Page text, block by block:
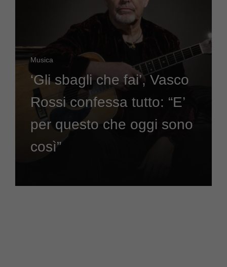
Musica
‘Gli sbagli che fai’, Vasco
Rossi confessa tutto: “E’
per questo che oggi sono
così”